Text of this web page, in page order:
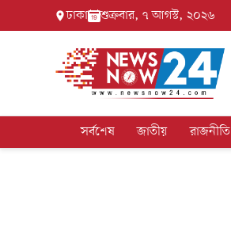
ঢাকা শুক্রবার, ৭ আগস্ট, ২০২৬
সর্বশেষ জাতীয় রাজনীতি